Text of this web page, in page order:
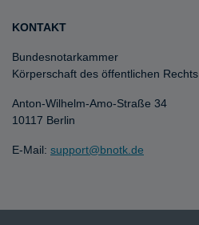
KONTAKT
Bundesnotarkammer
Körperschaft des öffentlichen Rechts
Anton-Wilhelm-Amo-Straße 34
10117 Berlin
E-Mail: support@bnotk.de